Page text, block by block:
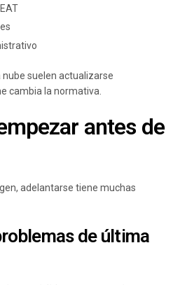
suelen actualizarse
cambia la normativa.
antes de
adelantarse tiene muchas
de última